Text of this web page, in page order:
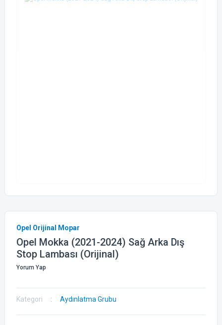
Opel Orijinal Mopar
Opel Mokka (2021-2024) Sağ Arka Dış
Stop Lambası (Orijinal)
Yorum Yap
Kategori Aydınlatma Grubu